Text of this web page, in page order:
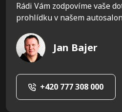
Rádi Vám zodpovíme vaše
prohlídku v našem
Jan Bajer
+420 777 308 000